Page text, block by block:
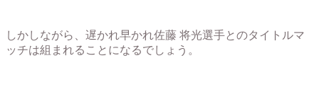
しかしながら、遅かれ早かれ佐藤 将光選手とのタイトルマ
ッチは組まれることになるでしょう。